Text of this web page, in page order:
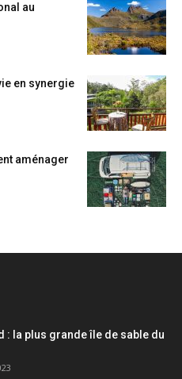
au
en synergie
aménager
: la plus grande île de sable du